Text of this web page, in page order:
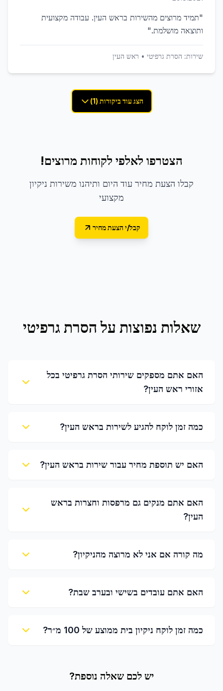
"תמיד מרוצים מהשירות בראש העין. עבודה מקצועית
ותוצאה מושלמת."
שירות: הסרת גרפיטי • ראש העין
הצג עוד ביקורות (1)
הצטרפו לאלפי לקוחות מרוצים!
קבלו הצעת מחיר עוד היום ותיהנו משירות ניקיון
מקצועי
קבל/י הצעת מחיר
שאלות נפוצות עלהסרת גרפיטי
האם אתם מספקים שירותי הסרת גרפיטי בכל
אזורי ראש העין?
כמה זמן לוקח להגיע לשירות בראש העין?
האם יש תוספת מחיר עבור שירות בראש העין?
האם אתם מנקים גם מרפסות וחצרות בראש
העין?
מה קורה אם אני לא מרוצה מהניקיון?
האם אתם עובדים בשישי ובערב שבת?
כמה זמן לוקח ניקיון בית ממוצע של 100 מ״ר?
יש לכם שאלה נוספת?